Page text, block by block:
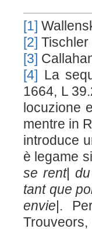
[1]
[2] Tischler
[3]
[4] La
1664, L
locuzione
mentre in
introduce
è legame
se rent|
tant que
envie|.